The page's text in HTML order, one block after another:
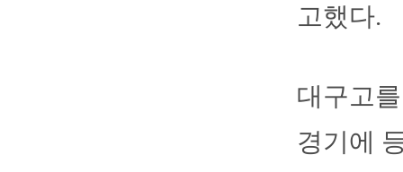
고했다.
대구고
경기에